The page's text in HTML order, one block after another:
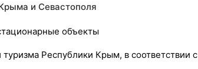
и Севастополя
объекты
Республики Крым, в соответствии с